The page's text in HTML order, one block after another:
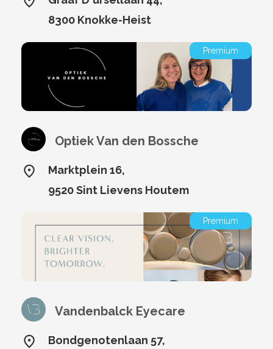
8300 Knokke-Heist
Premium
Optiek Van den Bossche
Marktplein 16,
9520 Sint Lievens Houtem
Premium
Vandenbalck Eyecare
Bondgenotenlaan 57,